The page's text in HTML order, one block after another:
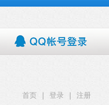
首页 登录
注册